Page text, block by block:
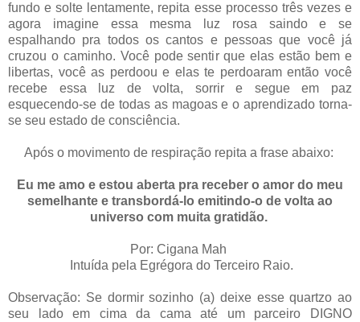
fundo e solte lentamente, repita esse processo três vezes e
agora imagine essa mesma luz rosa saindo e se
espalhando pra todos os cantos e pessoas que você já
cruzou o caminho. Você pode sentir que elas estão bem e
libertas, você as perdoou e elas te perdoaram então você
recebe essa luz de volta, sorrir e segue em paz
esquecendo-se de todas as magoas e o aprendizado torna-
se seu estado de consciência.
Após o movimento de respiração repita a frase abaixo:
Eu me amo e estou aberta pra receber o amor do meu
semelhante e transbordá-lo emitindo-o de volta ao
universo com muita gratidão.
Por: Cigana Mah
Intuída pela Egrégora do Terceiro Raio.
Observação: Se dormir sozinho (a) deixe esse quartzo ao
seu lado em cima da cama até um parceiro DIGNO